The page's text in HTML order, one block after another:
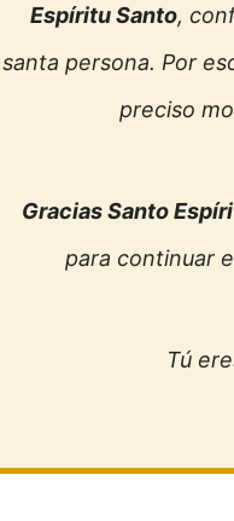
Espíritu Santo,
santa persona. Por
preciso
Gracias Santo
para continuar
Tú